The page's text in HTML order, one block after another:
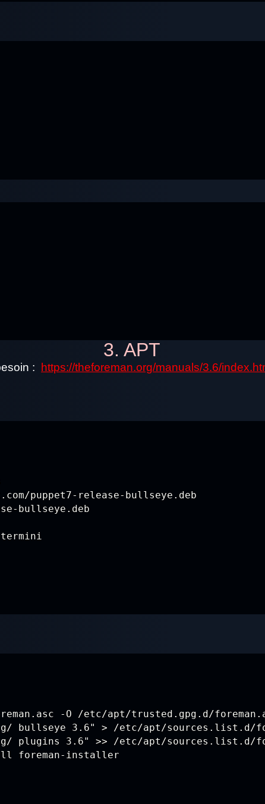
3. APT
: https://theforeman.org/manuals/3.6/
puppet7-release-bullseye.deb
bullseye.deb
-O /etc/apt/trusted.gpg.d/
bullseye 3.6" > /etc/apt/sources.list.d/
plugins 3.6" >> /etc/apt/sources.list.d/
foreman-installer